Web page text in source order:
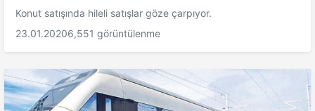
Konut satışında hileli satışlar göze çarpıyor.
23.01.20206,551 görüntülenme